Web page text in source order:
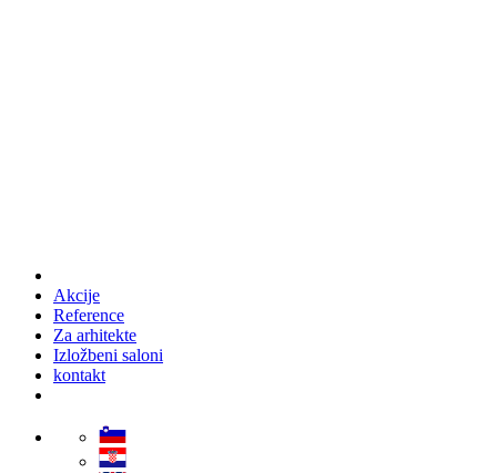
Akcije
Reference
Za arhitekte
Izložbeni saloni
kontakt